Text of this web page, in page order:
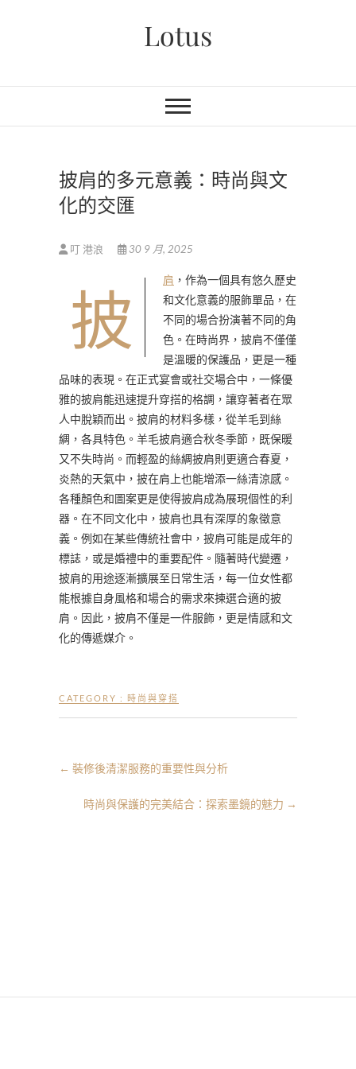
Lotus
披肩的多元意義：時尚與文
化的交匯
叮 港浪 30 9 月, 2025
披肩 ，作為一個具有悠久歷史
和文化意義的服飾單品，在
不同的場合扮演著不同的角
色。在時尚界，披肩不僅僅
是溫暖的保護品，更是一種
品味的表現。在正式宴會或社交場合中，一條優
雅的披肩能迅速提升穿搭的格調，讓穿著者在眾
人中脫穎而出。披肩的材料多樣，從羊毛到絲
綢，各具特色。羊毛披肩適合秋冬季節，既保暖
又不失時尚。而輕盈的絲綢披肩則更適合春夏，
炎熱的天氣中，披在肩上也能增添一絲清涼感。
各種顏色和圖案更是使得披肩成為展現個性的利
器。在不同文化中，披肩也具有深厚的象徵意
義。例如在某些傳統社會中，披肩可能是成年的
標誌，或是婚禮中的重要配件。隨著時代變遷，
披肩的用途逐漸擴展至日常生活，每一位女性都
能根據自身風格和場合的需求來揀選合適的披
肩。因此，披肩不僅是一件服飾，更是情感和文
化的傳遞媒介。
CATEGORY : 時尚與穿搭
← 裝修後清潔服務的重要性與分析
時尚與保護的完美結合：探索墨鏡的魅力 →